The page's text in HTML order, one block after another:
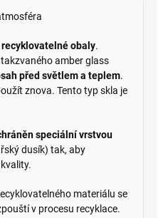
recyklovatelné obaly.
amber glass
před světlem a teplem.
znova. Tento typ skla je
speciální vrstvou
dusík) tak, aby
materiálu se
v procesu recyklace.